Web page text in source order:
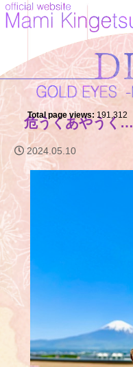
Total page views: 191,312
危うくあやうく…
2024.05.10